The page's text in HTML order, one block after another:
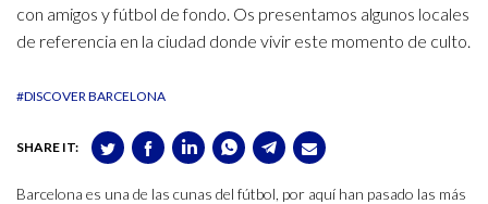
con amigos y fútbol de fondo. Os presentamos algunos locales
de referencia en la ciudad donde vivir este momento de culto.
#DISCOVER BARCELONA
SHARE IT:
Barcelona es una de las cunas del fútbol, por aquí han pasado las más